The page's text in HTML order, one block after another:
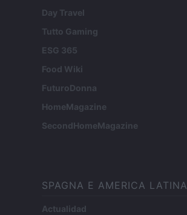
Day Travel
Tutto Gaming
ESG 365
Food Wiki
FuturoDonna
HomeMagazine
SecondHomeMagazine
SPAGNA E AMERICA LATINA
Actualidad